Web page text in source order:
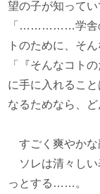
望の子が知ってい
「……………学舎
トのために、そ
「『そんなコト
に手に入れるこ
なるためなら、ど
すごく爽やかな
ソレは清々し
っとする……。